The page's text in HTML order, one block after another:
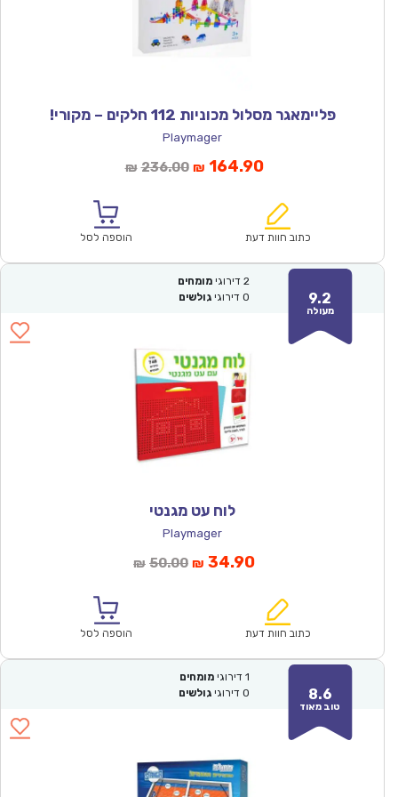
פליימאגר מסלול מכוניות 112 חלקים – מקורי!
Playmager
₪ 236.00המחיר
₪236.00.
₪ 164.90המחיר
הוא:
כתוב חוות דעת הוספה לסל
9.2
מעולה
2 דירוגי מומחים
0 דירוגי גולשים
לוח עט מגנטי
Playmager
₪ 50.00המחיר
₪50.00.
₪ 34.90המחיר
הוא:
כתוב חוות דעת הוספה לסל
8.6
טוב מאוד
1 דירוגי מומחים
0 דירוגי גולשים